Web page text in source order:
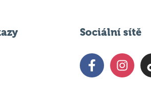
Sociální sítě